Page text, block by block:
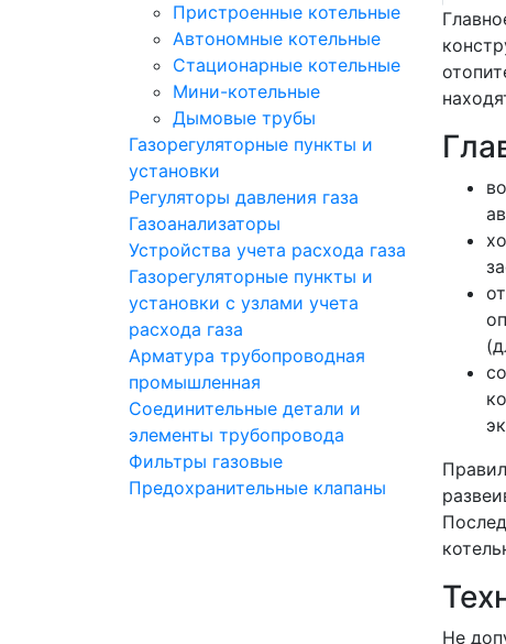
Пристроенные котельные
Автономные котельные
Стационарные котельные
Мини-котельные
Дымовые трубы
Газорегуляторные пункты и
установки
Регуляторы давления газа
Газоанализаторы
Устройства учета расхода газа
Газорегуляторные пункты и
установки с узлами учета
расхода газа
Арматура трубопроводная
промышленная
Соединительные детали и
элементы трубопровода
Фильтры газовые
Предохранительные клапаны
Не